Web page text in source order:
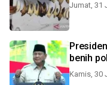
Jumat, 31
benih
Kamis, 30